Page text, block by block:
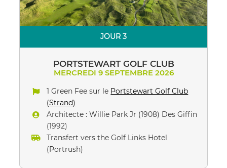
JOUR 3
PORTSTEWART GOLF CLUB
MERCREDI 9 SEPTEMBRE 2026
1 Green Fee sur le Portstewart Golf Club
(Strand)
Architecte : Willie Park Jr (1908) Des Giffin
(1992)
Transfert vers the Golf Links Hotel
(Portrush)